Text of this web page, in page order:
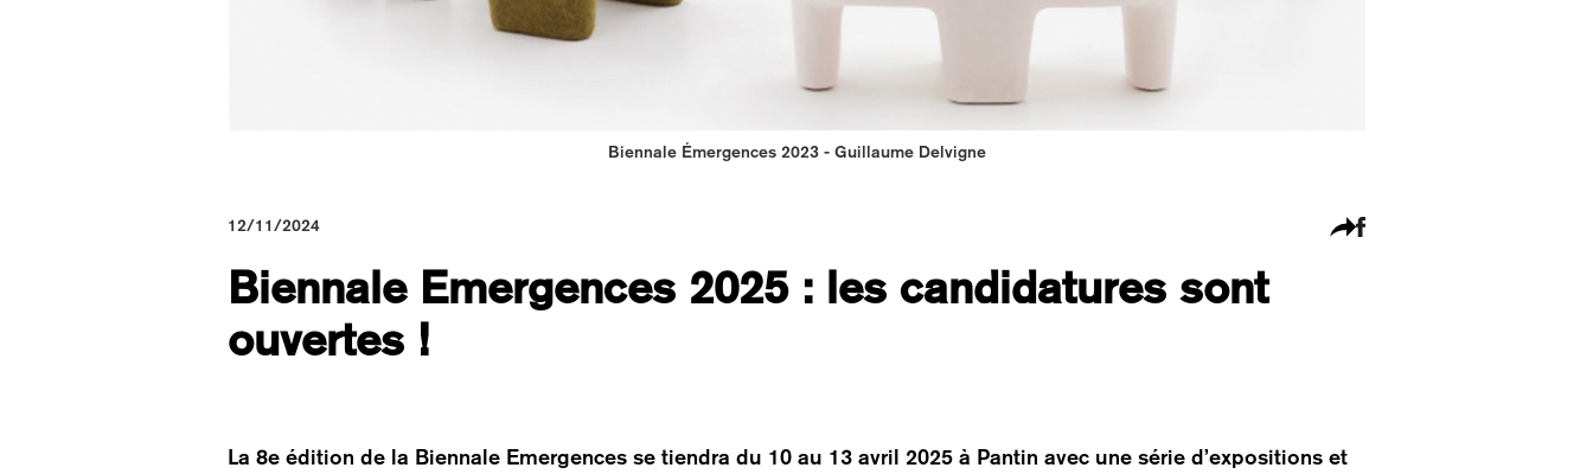
Biennale Émergences 2023 - Guillaume Delvigne
12/11/2024
Biennale Emergences 2025 : les candidatures sont
ouvertes !
La 8e édition de la Biennale Emergences se tiendra du 10 au 13 avril 2025 à Pantin avec une série d’expositions et